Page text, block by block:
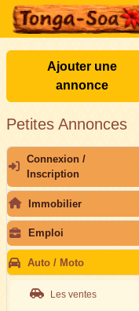
Ajouter une
annonce
Petites Annonces
Connexion /
Inscription
Immobilier
Emploi
Auto / Moto
Les ventes